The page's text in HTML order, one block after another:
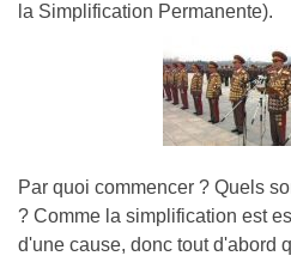
la Simplification Permanente).
Par quoi commencer ? Quels
? Comme la simplification est
d'une cause, donc tout d'abord